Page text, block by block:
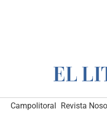
Campolitoral Revista